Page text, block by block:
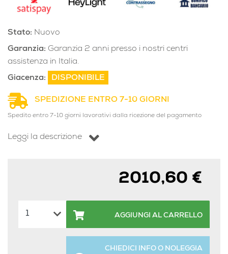
Stato: Nuovo
Garanzia: Garanzia 2 anni presso i nostri centri
assistenza in Italia.
Giacenza:
DISPONIBILE
SPEDIZIONE ENTRO 7-10 GIORNI
Spedito entro 7-10 giorni lavorativi dalla ricezione del pagamento
Leggi la descrizione
2010,60 €
AGGIUNGI AL CARRELLO
CHIEDICI INFO O NOLEGGIA